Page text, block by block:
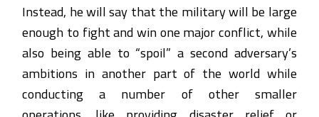
Instead, he will say that the military will be large
enough to fight and win one major conflict, while
also being able to “spoil” a second adversary’s
ambitions in another part of the world while
conducting a number of other smaller